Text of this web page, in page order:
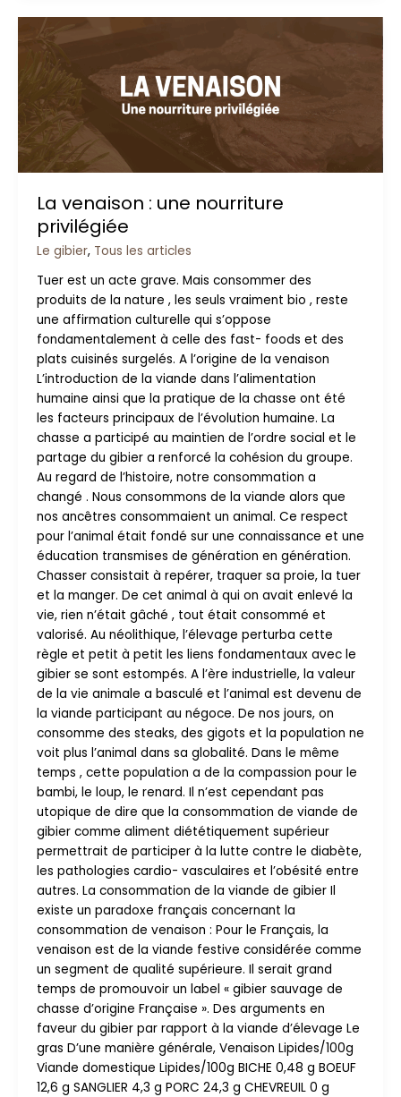
La venaison : une nourriture
privilégiée
Le gibier, Tous les articles
Tuer est un acte grave. Mais consommer des
produits de la nature , les seuls vraiment bio , reste
une affirmation culturelle qui s’oppose
fondamentalement à celle des fast- foods et des
plats cuisinés surgelés. A l’origine de la venaison
L’introduction de la viande dans l’alimentation
humaine ainsi que la pratique de la chasse ont été
les facteurs principaux de l’évolution humaine. La
chasse a participé au maintien de l’ordre social et le
partage du gibier a renforcé la cohésion du groupe.
Au regard de l’histoire, notre consommation a
changé . Nous consommons de la viande alors que
nos ancêtres consommaient un animal. Ce respect
pour l’animal était fondé sur une connaissance et une
éducation transmises de génération en génération.
Chasser consistait à repérer, traquer sa proie, la tuer
et la manger. De cet animal à qui on avait enlevé la
vie, rien n’était gâché , tout était consommé et
valorisé. Au néolithique, l’élevage perturba cette
règle et petit à petit les liens fondamentaux avec le
gibier se sont estompés. A l’ère industrielle, la valeur
de la vie animale a basculé et l’animal est devenu de
la viande participant au négoce. De nos jours, on
consomme des steaks, des gigots et la population ne
voit plus l’animal dans sa globalité. Dans le même
temps , cette population a de la compassion pour le
bambi, le loup, le renard. Il n’est cependant pas
utopique de dire que la consommation de viande de
gibier comme aliment diététiquement supérieur
permettrait de participer à la lutte contre le diabète,
les pathologies cardio- vasculaires et l’obésité entre
autres. La consommation de la viande de gibier Il
existe un paradoxe français concernant la
consommation de venaison : Pour le Français, la
venaison est de la viande festive considérée comme
un segment de qualité supérieure. Il serait grand
temps de promouvoir un label « gibier sauvage de
chasse d’origine Française ». Des arguments en
faveur du gibier par rapport à la viande d’élevage Le
gras D’une manière générale, Venaison Lipides/100g
Viande domestique Lipides/100g BICHE 0,48 g BOEUF
12,6 g SANGLIER 4,3 g PORC 24,3 g CHEVREUIL 0 g
La
venaison
:
une
nourriture
privilégiée